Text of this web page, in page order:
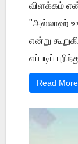
விளக்கம்
"அல்லாஹ்
என்று
எப்படிப்
Read More